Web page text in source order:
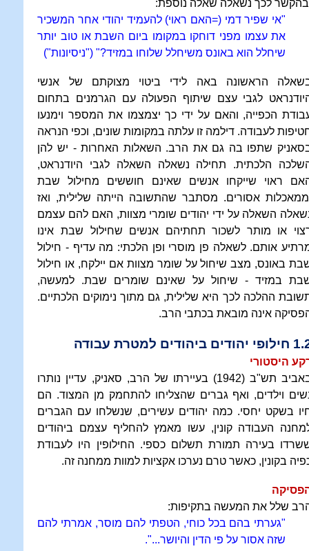
לכך נשאלה שאלה נוספת:
"אי שפיר דמי (=האם ראוי) להעמיד יהודי אחר המשכיר
את עצמו מפני דוחקו במקומו ביום השבת או טוב יותר
שיחלל הוא באונס משיחלל שלוחו במזיד?" ("ניסיונות")
הראשונה באה לידי ביטוי מצוקתם של אנשי
לגבי עצם שיתוף הפעולה עם הגרמנים בתחום
הכפייה, והאם על ידי כך יצמצמו את המספר וימנעו
לעבודה. דילמה זו עלתה במקומות שונים, וכפי הנראה
שתפו בה גם את הרב. השאלות האחרות - יש להן
הלכתית. תחילה נשאלה השאלה לגבי היודנראט,
ראוי שייקחו אנשים שאינם חוששים מחילול שבת
אסורים. מסתבר שהתשובה הייתה שלילית, ואז
השאלה על ידי יהודים שומרי מצוות, האם להם עצמם
או מותר לשכור תחתיהם אנשים שחילול שבת אינו
אותם. לשאלה פן מוסרי ופן הלכתי: מה עדיף - חילול
באונס, מצב שיחול על שומר מצוות אם יילקח, או חילול
במזיד - שיחול על שאינם שומרים שבת. למעשה,
ההלכה לכך היא שלילית, גם מתוך נימוקים הלכתיים.
אינה מובאת בכתבי הרב.
ביהודים למטרת עבודה
היסטורי
באביב תש"ב (1942) בעיירתו של הרב, סאניק, עדיין נותרו
וילדים, ואף גברים שהצליחו להתחמק מן המצוד. הם
בשקט יחסי. כמה יהודים עשירים, שנשלחו עם הגברים
העבודה קונין, עשו מאמץ להחליף עצמם ביהודים
בעירה תמורת תשלום כספי. החילופין היו לעבודת
בקונין, כאשר טרם נערכו אקציות למוות ממחנה זה.
שלל את המעשה בתקיפות:
"גערתי בהם בכל כוחי, הטפתי להם מוסר, אמרתי להם
שזה אסור על פי הדין והיושר...".